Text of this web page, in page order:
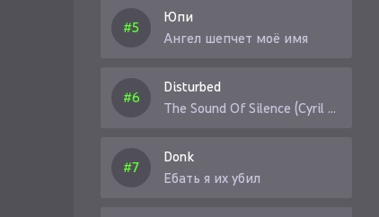
Юпи
Ангел шепчет моё имя
Disturbed
The Sound Of Silence (Cyril Riley Remix)
Donk
Ебать я их убил